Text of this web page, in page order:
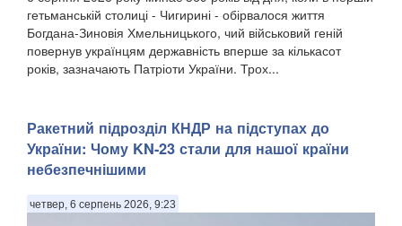
гетьманській столиці - Чигирині - обірвалося життя
Богдана-Зиновія Хмельницького, чий військовий геній
повернув українцям державність вперше за кількасот
років, зазначають Патріоти України. Трох...
Ракетний підрозділ КНДР на підступах до
України: Чому KN-23 стали для нашої країни
небезпечнішими
четвер, 6 серпень 2026, 9:23